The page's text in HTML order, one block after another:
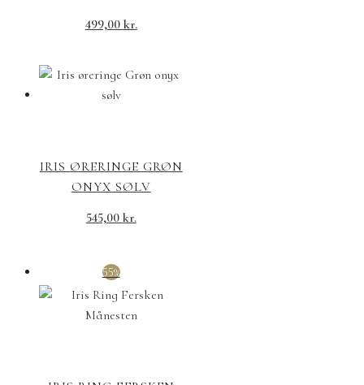
499,00 kr.
IRIS ØRERINGE GRØN
ONYX SØLV
545,00 kr.
55%